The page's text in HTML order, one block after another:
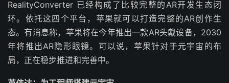
RealityConverter 已经构成了比较完整的AR开发生态闭
环。依托这四个平台，苹果就可以打造完整的AR创作生
态。有消息称，苹果将在今年推出一款AR头戴设备，2030
年将推出AR隐形眼镜。可以说，苹果针对于元宇宙的布
局，正在稳步推进和完善中。